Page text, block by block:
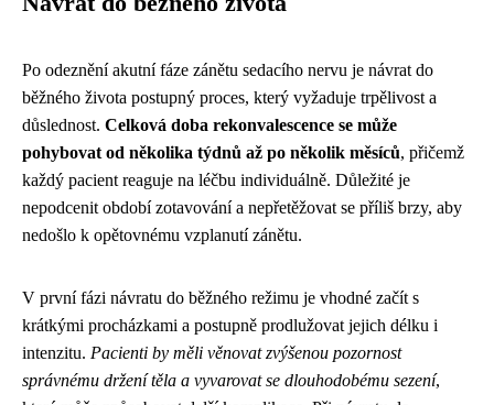
Po odeznění akutní fáze zánětu sedacího nervu je návrat do
běžného života postupný proces, který vyžaduje trpělivost a
důslednost. Celková doba rekonvalescence se může
pohybovat od několika týdnů až po několik měsíců, přičemž
každý pacient reaguje na léčbu individuálně. Důležité je
nepodcenit období zotavování a nepřetěžovat se příliš brzy, aby
nedošlo k opětovnému vzplanutí zánětu.
V první fázi návratu do běžného režimu je vhodné začít s
krátkými procházkami a postupně prodlužovat jejich délku i
intenzitu. Pacienti by měli věnovat zvýšenou pozornost
správnému držení těla a vyvarovat se dlouhodobému sezení,